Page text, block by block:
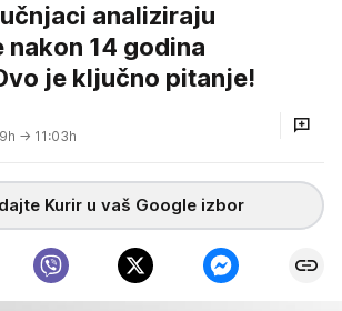
analiziraju
14 godina
je ključno pitanje!
→ 11:03h
Kurir u vaš Google izbor